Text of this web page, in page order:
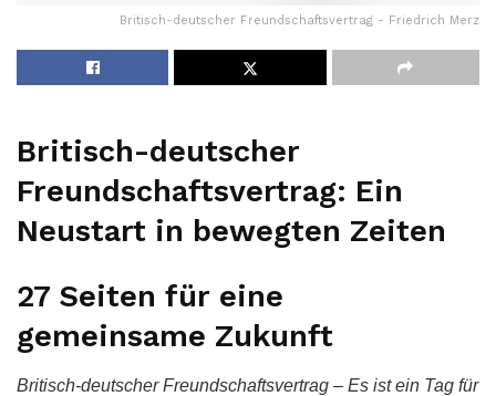
Britisch-deutscher Freundschaftsvertrag - Friedrich Merz
Britisch-deutscher
Freundschaftsvertrag: Ein
Neustart in bewegten Zeiten
27 Seiten für eine
gemeinsame Zukunft
Britisch-deutscher Freundschaftsvertrag – Es ist ein Tag für